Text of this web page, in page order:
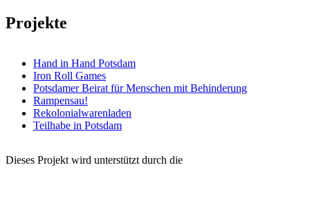
Projekte
Hand in Hand Potsdam
Iron Roll Games
Potsdamer Beirat für Menschen mit Behinderung
Rampensau!
Rekolonialwarenladen
Teilhabe in Potsdam
Dieses Projekt wird unterstützt durch die